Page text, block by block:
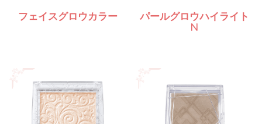
フェイスグロウカラー
パールグロウハイライト
N